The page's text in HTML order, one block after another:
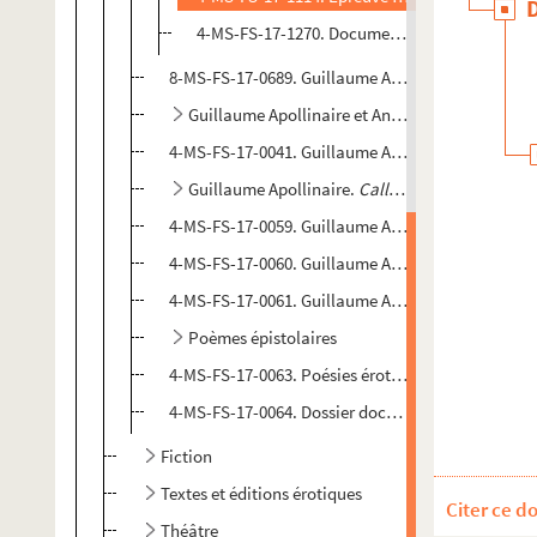
4-MS-FS-17-1270. Documentation
8-MS-FS-17-0689. Guillaume Apollinaire.
Guillaume Apollinaire et André Rouveyre.
4-MS-FS-17-0041. Guillaume Apollinaire. "Pablo
Guillaume Apollinaire. Calligrammes
4-MS-FS-17-0059. Guillaume Apollinaire.
4-MS-FS-17-0060. Guillaume Apollinaire.
4-MS-FS-17-0061. Guillaume Apollinaire.
Le
Poèmes épistolaires
4-MS-FS-17-0063. Poésies érotiques (1924-1927)
4-MS-FS-17-0064. Dossier documentaire
Fiction
Textes et éditions érotiques
Théâtre
Citer ce